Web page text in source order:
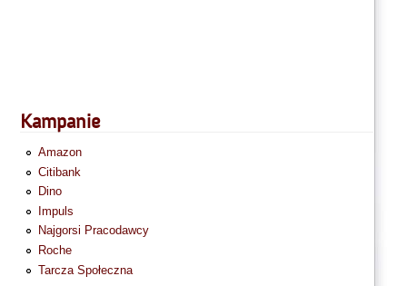
Kampanie
Amazon
Citibank
Dino
Impuls
Najgorsi Pracodawcy
Roche
Tarcza Społeczna